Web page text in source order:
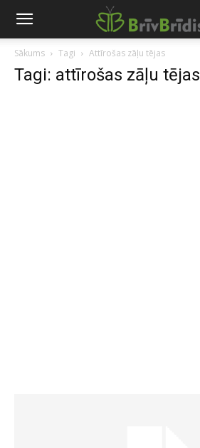
Sākums Tagi Attīrošas zāļu tējas
Tagi: attīrošas zāļu tējas